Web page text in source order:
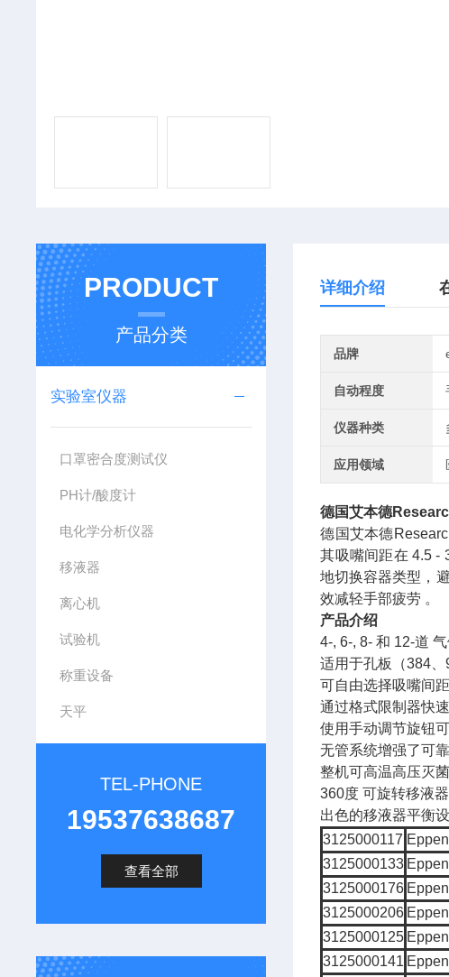
PRODUCT
产品分类
实验室仪器
口罩密合度测试仪
PH计/酸度计
电化学分析仪器
移液器
离心机
试验机
称重设备
天平
TEL-PHONE
19537638687
查看全部
详细介绍
品牌
自动程度
仪器种类
应用领域
德国艾本德
德国艾本德
其吸嘴间距在 4.5 -
地切换容器类型，
效减轻手部疲劳 。
产品介绍
4-, 6-, 8- 和 12-道
适用于孔板（384
可自由选择吸嘴间
通过格式限制器快
使用手动调节旋钮
无管系统增强了可
整机可高温高压灭
360度 可旋转移液
出色的移液器平衡
3125000117
3125000133
3125000176
3125000206
3125000125
3125000141